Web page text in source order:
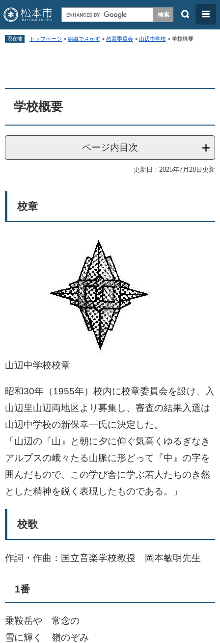
ペ
先
メ
を
本
検
メ
ニ
現在地 トップページ > 組織でさがす > 教育委員会 > 山辺中学校 > 学校概要
学校概要
ページ内目次
更新日：2025年7月28日更新
校章
山辺中学校校章
昭和30年（1955年）校内に校章委員会を設け、入
山辺里山辺両地区より募集し、審査の結果入選は
山辺中学校の新保幸一氏に決定した。
「山辺の『山』と朝に夕に仰ぐ気高くゆるぎなき
アルプスの峨々たる山脈に形どって『中』の字を
囲んだもので、この学び舎に学ぶ若人たちのき然
とした精神を鋭く表現したものである。」
校歌
作詞・作曲：国立音楽学校教授 岡本敏明先生
1番
乗鞍岳や 常念の
雪に輝く 嶺のぞみ